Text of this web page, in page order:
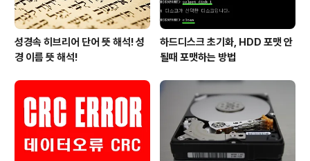
성경속 히브리어 단어 뜻 해석! 성
경 이름 뜻 해석!
하드디스크 초기화, HDD 포맷 안
될때 포맷하는 방법